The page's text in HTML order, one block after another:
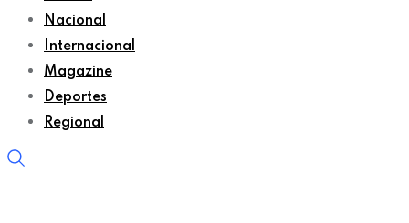
Nacional
Internacional
Magazine
Deportes
Regional